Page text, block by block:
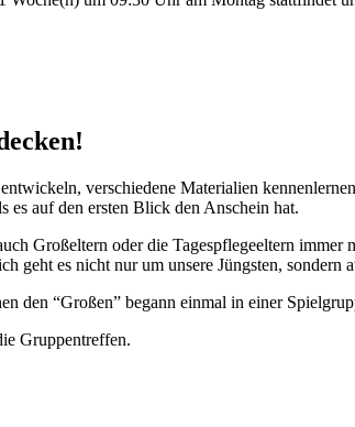
verschiedene Materialien
es auf den ersten Blick den Anschein hat.
Großeltern oder die Tagespflegeeltern
geht es nicht nur um unsere Jüngsten, sondern
den “Großen” begann einmal in einer
Gruppentreffen.